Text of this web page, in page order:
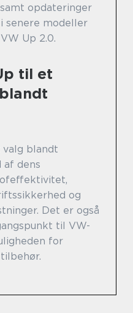
samt opdateringer
senere modeller
Up 2.0.
til et
blandt
af dens
og
Det er også
til VW-
for